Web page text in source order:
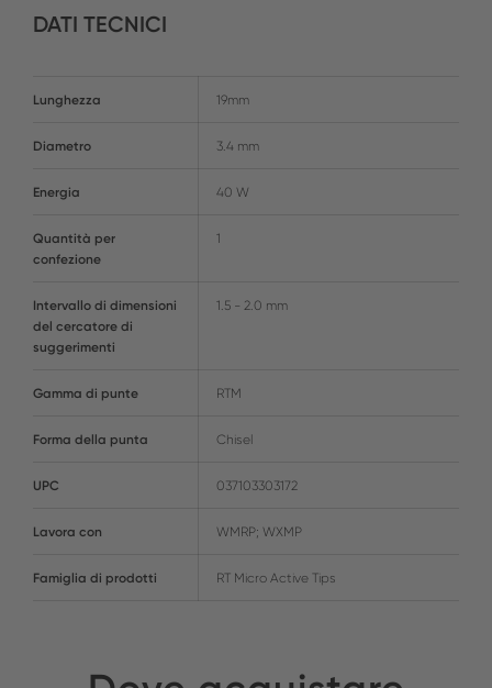
DATI TECNICI
Lunghezza 19mm
Diametro 3.4 mm
Energia 40 W
Quantità per
confezione
1
Intervallo di dimensioni
del cercatore di
suggerimenti
1.5 - 2.0 mm
Gamma di punte RTM
Forma della punta Chisel
UPC 037103303172
Lavora con WMRP; WXMP
Famiglia di prodotti RT Micro Active Tips